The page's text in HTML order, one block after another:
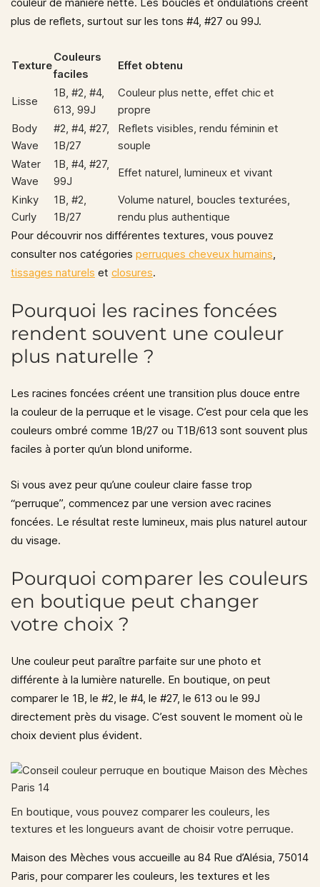
couleur de manière nette. Les boucles et ondulations créent
plus de reflets, surtout sur les tons #4, #27 ou 99J.
Texture
Couleurs
faciles
Effet obtenu
Lisse
1B, #2, #4,
613, 99J
Couleur plus nette, effet chic et
propre
Body
Wave
#2, #4, #27,
1B/27
Reflets visibles, rendu féminin et
souple
Water
Wave
1B, #4, #27,
99J
Effet naturel, lumineux et vivant
Kinky
Curly
1B, #2,
1B/27
Volume naturel, boucles texturées,
rendu plus authentique
Pour découvrir nos différentes textures, vous pouvez
consulter nos catégories perruques cheveux humains,
tissages naturels et closures.
Pourquoi les racines foncées
rendent souvent une couleur
plus naturelle ?
Les racines foncées créent une transition plus douce entre
la couleur de la perruque et le visage. C’est pour cela que les
couleurs ombré comme 1B/27 ou T1B/613 sont souvent plus
faciles à porter qu’un blond uniforme.
Si vous avez peur qu’une couleur claire fasse trop
“perruque”, commencez par une version avec racines
foncées. Le résultat reste lumineux, mais plus naturel autour
du visage.
Pourquoi comparer les couleurs
en boutique peut changer
votre choix ?
Une couleur peut paraître parfaite sur une photo et
différente à la lumière naturelle. En boutique, on peut
comparer le 1B, le #2, le #4, le #27, le 613 ou le 99J
directement près du visage. C’est souvent le moment où le
choix devient plus évident.
En boutique, vous pouvez comparer les couleurs, les
textures et les longueurs avant de choisir votre perruque.
Maison des Mèches vous accueille au 84 Rue d’Alésia, 75014
Paris, pour comparer les couleurs, les textures et les